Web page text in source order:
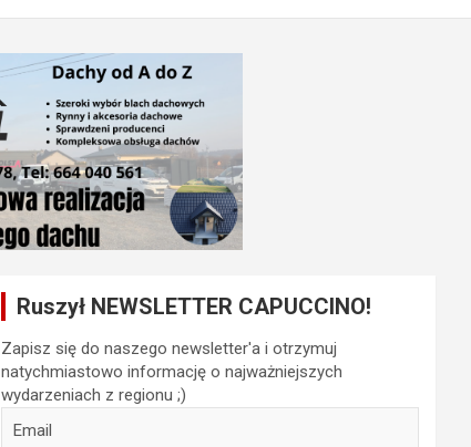
Ruszył NEWSLETTER CAPUCCINO!
Zapisz się do naszego newsletter'a i otrzymuj
natychmiastowo informację o najważniejszych
wydarzeniach z regionu ;)